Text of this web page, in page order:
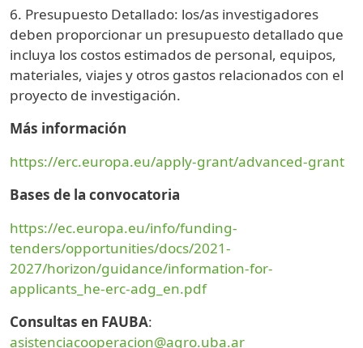
6. Presupuesto Detallado: los/as investigadores
deben proporcionar un presupuesto detallado que
incluya los costos estimados de personal, equipos,
materiales, viajes y otros gastos relacionados con el
proyecto de investigación.
Más información
https://erc.europa.eu/apply-grant/advanced-grant
Bases de la convocatoria
https://ec.europa.eu/info/funding-
tenders/opportunities/docs/2021-
2027/horizon/guidance/information-for-
applicants_he-erc-adg_en.pdf
Consultas en FAUBA:
asistenciacooperacion@agro.uba.ar